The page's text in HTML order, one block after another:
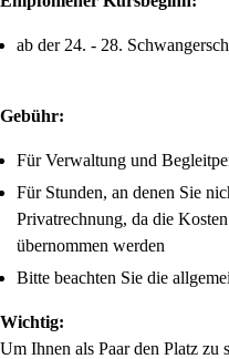
ab der 24. - 28.
Gebühr:
Für Verwaltung und
Für Stunden, an denen Sie
Privatrechnung, da die
übernommen werden
Bitte beachten Sie die
Wichtig:
Um Ihnen als Paar den Platz zu